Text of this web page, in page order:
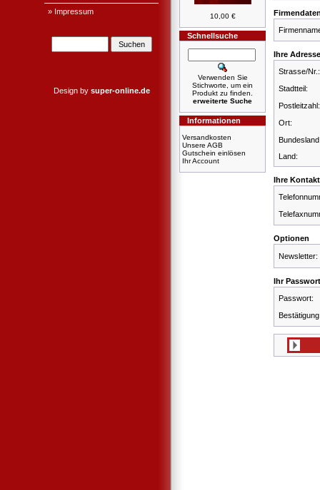
» Impressum
Design by super-online.de
10,00 €
Schnellsuche
Verwenden Sie
Stichworte, um ein
Produkt zu finden.
erweiterte Suche
Informationen
Versandkosten
Unsere AGB
Gutschein einlösen
Ihr Account
Ihre Adresse
Strasse/Nr.:
Stadtteil:
Postleitzahl:
Ort:
Land:
Ihre
Optionen
Newsletter:
Ihr Passwort
Passwort: